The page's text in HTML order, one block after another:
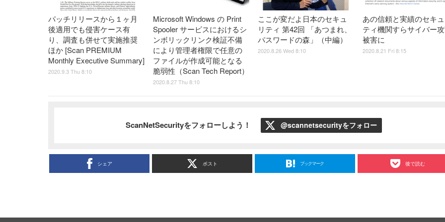
パッチリリースから１ヶ月
後適用でも侵害ケース有
り、調査も併せて実施推奨
ほか [Scan PREMIUM
Monthly Executive Summary]
2020.9.3 Thu 8:10
Microsoft Windows の Print
Spooler サービスにおけるシ
ンボリックリンク検証不備
により管理者権限で任意の
ファイルが作成可能となる
脆弱性（Scan Tech Report）
2020.8.27 Thu 8:10
ここが変だよ日本のセキュ
リティ 第42回 「あつまれ、
パスワードの森」（中編）
2020.8.26 Wed 8:10
あの信頼と実績のセキ
ティ機関すらサイバー
被害に
2020.8.21 Fri 8:15
ScanNetSecurityをフォローしよう！ @scannetsecurityをフォロー
シェア ポスト ブックマーク 後で読む